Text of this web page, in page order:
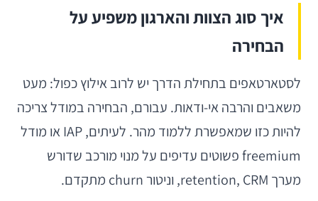
איך סוג הצוות והארגון משפיע על
הבחירה
לסטארטאפים בתחילת הדרך יש לרוב אילוץ כפול: מעט
משאבים והרבה אי-ודאות. עבורם, הבחירה במודל צריכה
להיות כזו שמאפשרת ללמוד מהר. לעיתים, IAP או מודל
freemium פשוטים עדיפים על מנוי מורכב שדורש
מערך retention, CRM, וניטור churn מתקדם.